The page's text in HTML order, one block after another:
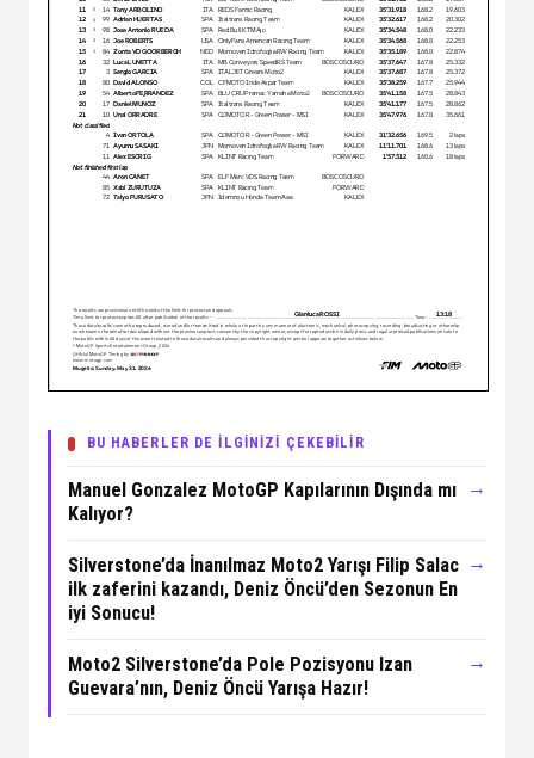
BU HABERLER DE İLGİNİZİ ÇEKEBİLİR
Manuel Gonzalez MotoGP Kapılarının Dışında mı
Kalıyor?
→
Silverstone’da İnanılmaz Moto2 Yarışı Filip Salac
ilk zaferini kazandı, Deniz Öncü’den Sezonun En
iyi Sonucu!
→
Moto2 Silverstone’da Pole Pozisyonu Izan
Guevara’nın, Deniz Öncü Yarışa Hazır!
→